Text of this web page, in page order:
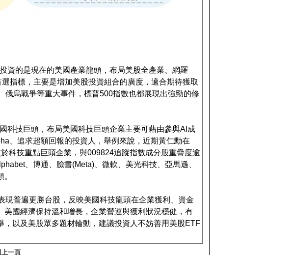
資的是現在的美國產業龍頭，布局美股全產業、網羅
指標，主要是增加美股投資組合的廣度，適合期待獲取
烏戰爭等重大事件，標普500指數也都展現出強勁的修
科技巨頭，布局美國科技巨頭企業主要可藉由參與AI成
、追求超額回報的投資人，舉例來說，近期黃仁勳在
科技重點巨頭企業，與009824追蹤指數成分股重疊度逾
、博通、臉書(Meta)、微軟、美光科技、亞馬遜、
普遍更勝台股，反映美國科技龍頭在企業獲利、資金
國經濟保持溫和增長，企業營運與獲利狀況穩健，有
以及美股眾多題材輪動，建議投資人不妨善用美股ETF
上一頁